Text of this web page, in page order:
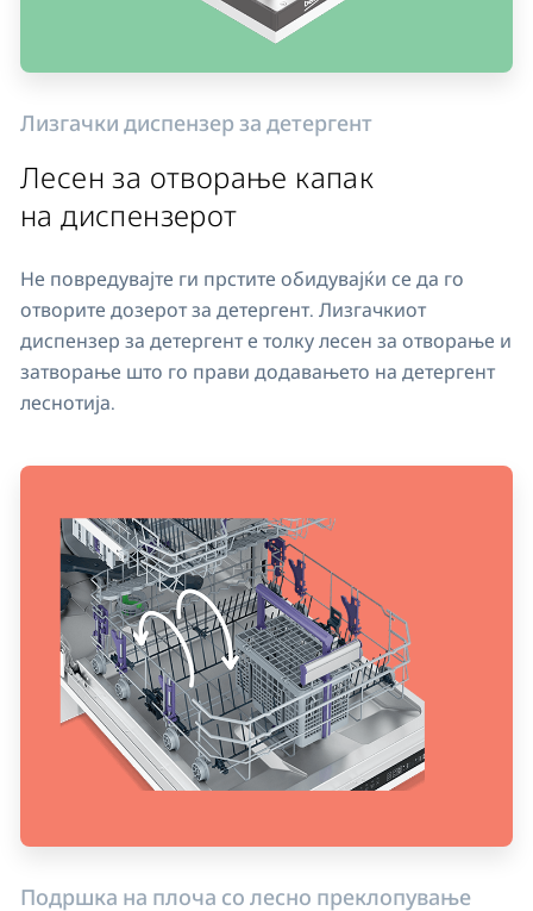
Лизгачки диспензер за детергент
Лесен за отворање капак
на диспензерот
Не повредувајте ги прстите обидувајќи се да го
отворите дозерот за детергент. Лизгачкиот
диспензер за детергент е толку лесен за отворање и
затворање што го прави додавањето на детергент
леснотија.
Подршка на плоча со лесно преклопување